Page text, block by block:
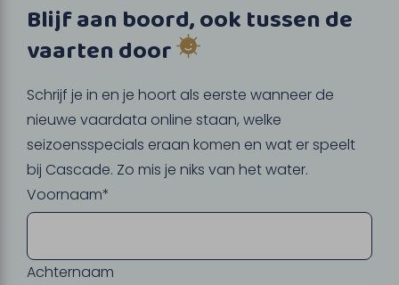
Blijf aan boord, ook tussen de
vaarten door
Schrijf je in en je hoort als eerste wanneer de
nieuwe vaardata online staan, welke
seizoensspecials eraan komen en wat er speelt
bij Cascade. Zo mis je niks van het water.
Voornaam*
Achternaam